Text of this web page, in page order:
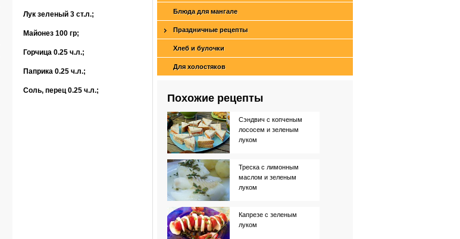
Лук зеленый 3 ст.л.;
Майонез 100 гр;
Горчица 0.25 ч.л.;
Паприка 0.25 ч.л.;
Соль, перец 0.25 ч.л.;
Блюда для мангале
Праздничные рецепты
Хлеб и булочки
Для холостяков
Похожие рецепты
Сэндвич с копченым
лососем и зеленым
луком
Треска с лимонным
маслом и зеленым
луком
Капрезе с зеленым
луком